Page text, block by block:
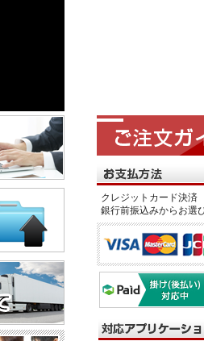
クレジットカード決
銀行前振込みからお選